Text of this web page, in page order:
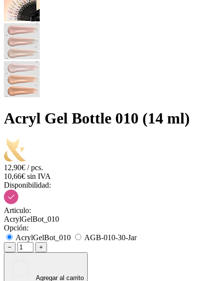
Acryl Gel Bottle 010 (14 ml)
12,90€ / pcs.
10,66€ sin IVA
Disponibilidad:
Articulo:
AcrylGelBot_010
Opción:
AcrylGelBot_010
AGB-010-30-Jar
− +
Agregar al carrito